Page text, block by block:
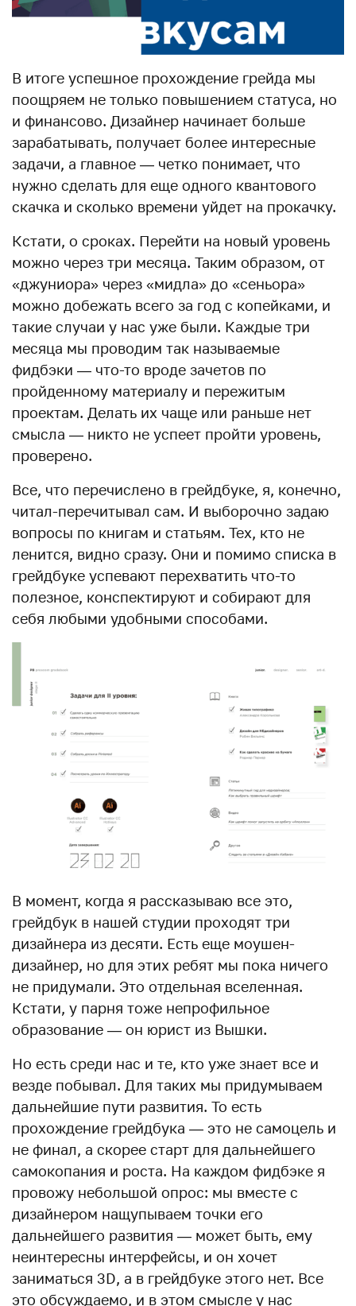
В итоге успешное прохождение грейда мы
поощряем не только повышением статуса, но
и финансово. Дизайнер начинает больше
зарабатывать, получает более интересные
задачи, а главное — четко понимает, что
нужно сделать для еще одного квантового
скачка и сколько времени уйдет на прокачку.
Кстати, о сроках. Перейти на новый уровень
можно через три месяца. Таким образом, от
«джуниора» через «мидла» до «сеньора»
можно добежать всего за год с копейками, и
такие случаи у нас уже были. Каждые три
месяца мы проводим так называемые
фидбэки — что-то вроде зачетов по
пройденному материалу и пережитым
проектам. Делать их чаще или раньше нет
смысла — никто не успеет пройти уровень,
проверено.
Все, что перечислено в грейдбуке, я, конечно,
читал-перечитывал сам. И выборочно задаю
вопросы по книгам и статьям. Тех, кто не
ленится, видно сразу. Они и помимо списка в
грейдбуке успевают перехватить что-то
полезное, конспектируют и собирают для
себя любыми удобными способами.
В момент, когда я рассказываю все это,
грейдбук в нашей студии проходят три
дизайнера из десяти. Есть еще моушен-
дизайнер, но для этих ребят мы пока ничего
не придумали. Это отдельная вселенная.
Кстати, у парня тоже непрофильное
образование — он юрист из Вышки.
Но есть среди нас и те, кто уже знает все и
везде побывал. Для таких мы придумываем
дальнейшие пути развития. То есть
прохождение грейдбука — это не самоцель и
не финал, а скорее старт для дальнейшего
самокопания и роста. На каждом фидбэке я
провожу небольшой опрос: мы вместе с
дизайнером нащупываем точки его
дальнейшего развития — может быть, ему
неинтересны интерфейсы, и он хочет
заниматься 3D, а в грейдбуке этого нет. Все
это обсуждаемо, и в этом смысле у нас